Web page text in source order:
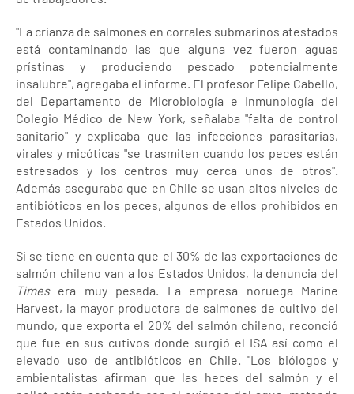
"La crianza de salmones en corrales submarinos atestados
está contaminando las que alguna vez fueron aguas
prístinas y produciendo pescado potencialmente
insalubre", agregaba el informe. El profesor Felipe Cabello,
del Departamento de Microbiología e Inmunología del
Colegio Médico de New York, señalaba "falta de control
sanitario" y explicaba que las infecciones parasitarias,
virales y micóticas "se trasmiten cuando los peces están
estresados y los centros muy cerca unos de otros".
Además aseguraba que en Chile se usan altos niveles de
antibióticos en los peces, algunos de ellos prohibidos en
Estados Unidos.
Si se tiene en cuenta que el 30% de las exportaciones de
salmón chileno van a los Estados Unidos, la denuncia del
Timesera muy pesada. La empresa noruega Marine
Harvest, la mayor productora de salmones de cultivo del
mundo, que exporta el 20% del salmón chileno, reconció
que fue en sus cutivos donde surgió el ISA así como el
elevado uso de antibióticos en Chile. "Los biólogos y
ambientalistas afirman que las heces del salmón y el